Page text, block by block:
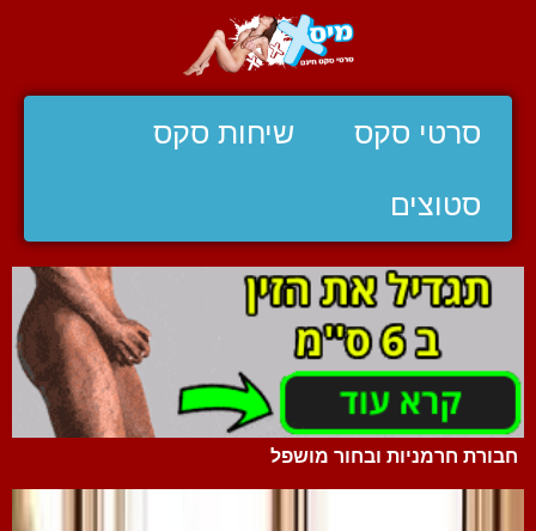
סרטי סקס שיחות סקס
סטוצים
חבורת חרמניות ובחור מושפל